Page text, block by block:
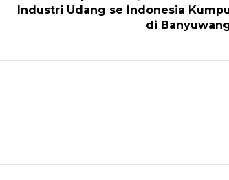
Industri Udang se Indonesia
di